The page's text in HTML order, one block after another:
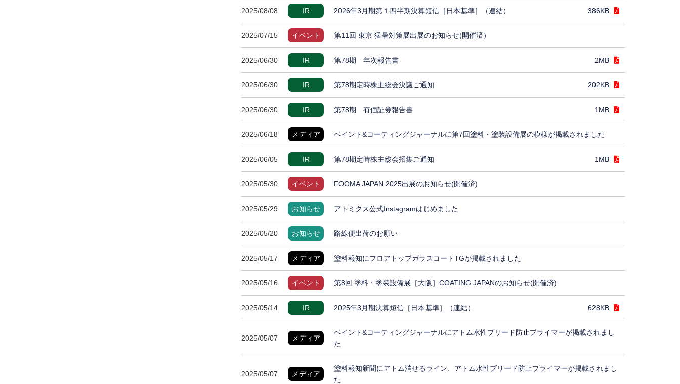
2025/08/08 IR 2026年3月期第１四半期決算短信［日本基準］（連結） 386KB
2025/07/15 イベント 第11回 東京 猛暑対策展出展のお知らせ(開催済）
2025/06/30 IR 第78期 年次報告書 2MB
2025/06/30 IR 第78期定時株主総会決議ご通知 202KB
2025/06/30 IR 第78期 有価証券報告書 1MB
2025/06/18 メディア ペイント&コーティングジャーナルに第7回塗料・塗装設備展の模様が掲載されました
2025/06/05 IR 第78期定時株主総会招集ご通知 1MB
2025/05/30 イベント FOOMA JAPAN 2025出展のお知らせ(開催済)
2025/05/29 お知らせ アトミクス公式Instagramはじめました
2025/05/20 お知らせ 路線便出荷のお願い
2025/05/17 メディア 塗料報知にフロアトップガラスコートTGが掲載されました
2025/05/16 イベント 第8回 塗料・塗装設備展［大阪］COATING JAPANのお知らせ(開催済)
2025/05/14 IR 2025年3月期決算短信［日本基準］（連結） 628KB
2025/05/07 メディア
ペイント&コーティングジャーナルにアトム水性ブリード防止プライマーが掲載されまし
た
2025/05/07 メディア
塗料報知新聞にアトム消せるライン、アトム水性ブリード防止プライマーが掲載されまし
た